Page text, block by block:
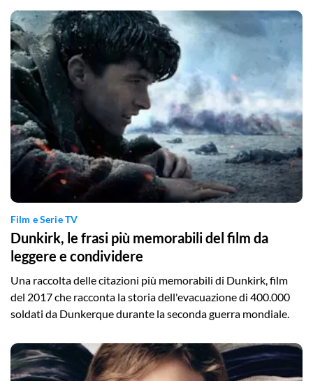
Film e Serie TV
Dunkirk, le frasi più memorabili del film da
leggere e condividere
Una raccolta delle citazioni più memorabili di Dunkirk, film
del 2017 che racconta la storia dell'evacuazione di 400.000
soldati da Dunkerque durante la seconda guerra mondiale.